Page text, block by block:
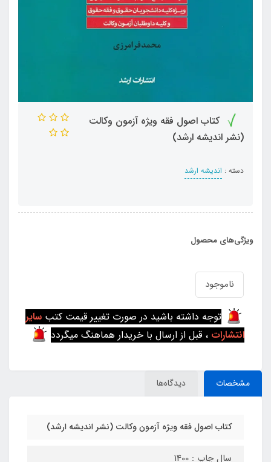
کتاب اصول فقه ویژه آزمون وکالت
(نشر اندیشه ارشد)
دسته : اندیشه ارشد
ویژگی‌های محصول
ناموجود
توجه داشته باشید در صورت تغییر قیمت کتب سایر
انتشارات ، قبل از ارسال با خریدار هماهنگ میگردد
مشخصات دیدگاه‌ها
کتاب اصول فقه ویژه آزمون وکالت (نشر اندیشه ارشد)
سال چاپ : 1400